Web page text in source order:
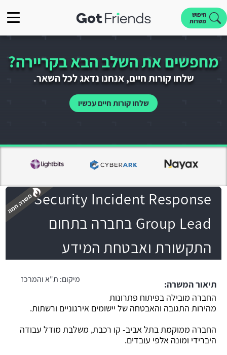
חיפוש
משרות
מחפשים את השלב הבא בקריירה?
שלחו קורות חיים, אנחנו נדאג לכל השאר.
שלחו קורות חיים עכשיו
Security Incident Response
Group Lead בחברה בתחום
התקשורת ואבטחת המידע
מיקום: ת"א והמרכז
תיאור המשרה:
החברה מובילה בפיתוח פתרונות
מהירות התגובה והאבטחה של יישומים אירגוניים ורשתות.
החברה ממוקמת בתל אביב- קו רכבת, משלבת מודל עבודה
היברידי ומונה אלפי עובדים.